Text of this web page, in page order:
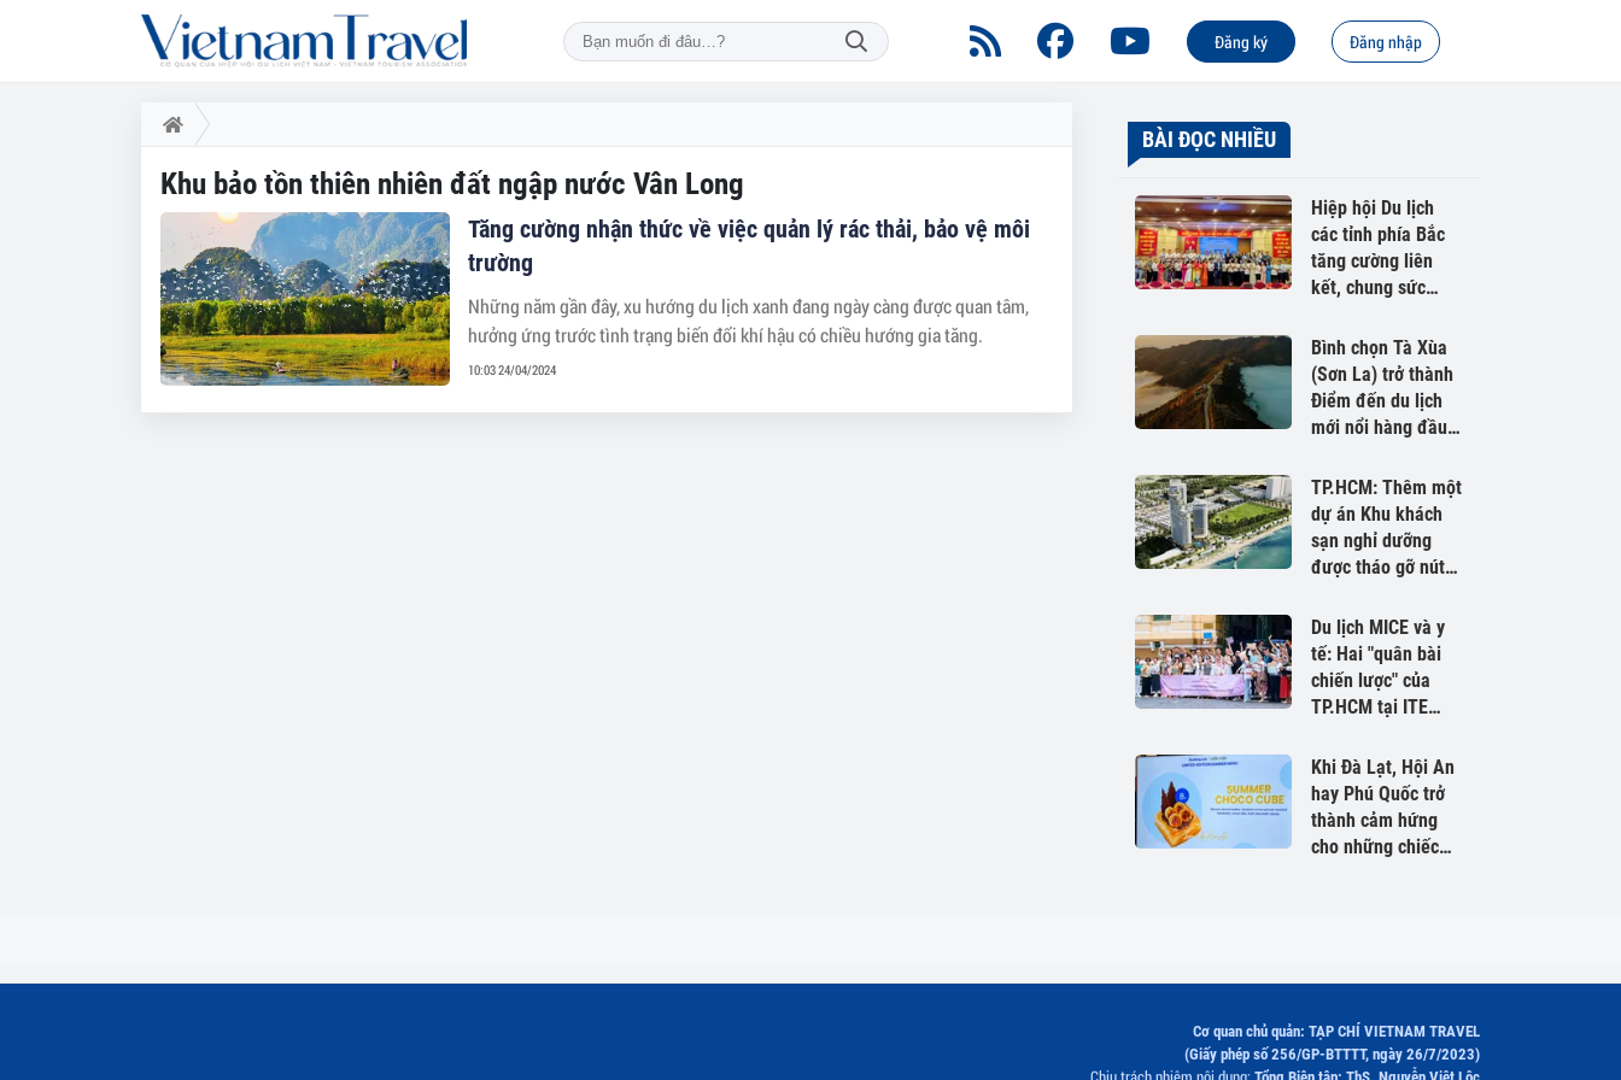
Đăng ký Đăng nhập
Khu bảo tồn thiên nhiên đất ngập nước Vân Long
Tăng cường nhận thức về việc quản lý rác thải, bảo vệ môi
trường
Những năm gần đây, xu hướng du lịch xanh đang ngày càng được quan tâm,
hưởng ứng trước tình trạng biến đổi khí hậu có chiều hướng gia tăng.
10:03 24/04/2024
BÀI ĐỌC NHIỀU
Hiệp hội Du lịch
các tỉnh phía Bắc
tăng cường liên
kết, chung sức
Việt Nam
Bình chọn Tà Xùa
(Sơn La) trở thành
Điểm đến du lịch
mới nổi hàng đầu
TP.HCM: Thêm một
dự án Khu khách
sạn nghỉ dưỡng
được tháo gỡ nút
Du lịch MICE và y
tế: Hai "quân bài
chiến lược" của
TP.HCM tại ITE
Khi Đà Lạt, Hội An
hay Phú Quốc trở
thành cảm hứng
cho những chiếc
Cơ quan chủ quản: TẠP CHÍ VIETNAM TRAVEL
(Giấy phép số 256/GP-BTTTT, ngày 26/7/2023)